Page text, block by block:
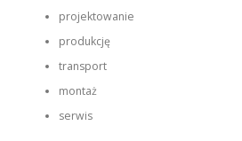
projektowanie
produkcję
transport
montaż
serwis